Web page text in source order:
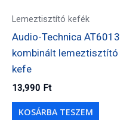
Lemeztisztító kefék
Audio-Technica AT6013
kombinált lemeztisztító
kefe
13,990 Ft
KOSÁRBA TESZEM